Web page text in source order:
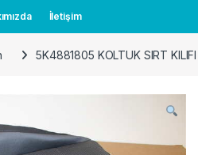
İletişim
5K4881805 KOLTUK SIRT